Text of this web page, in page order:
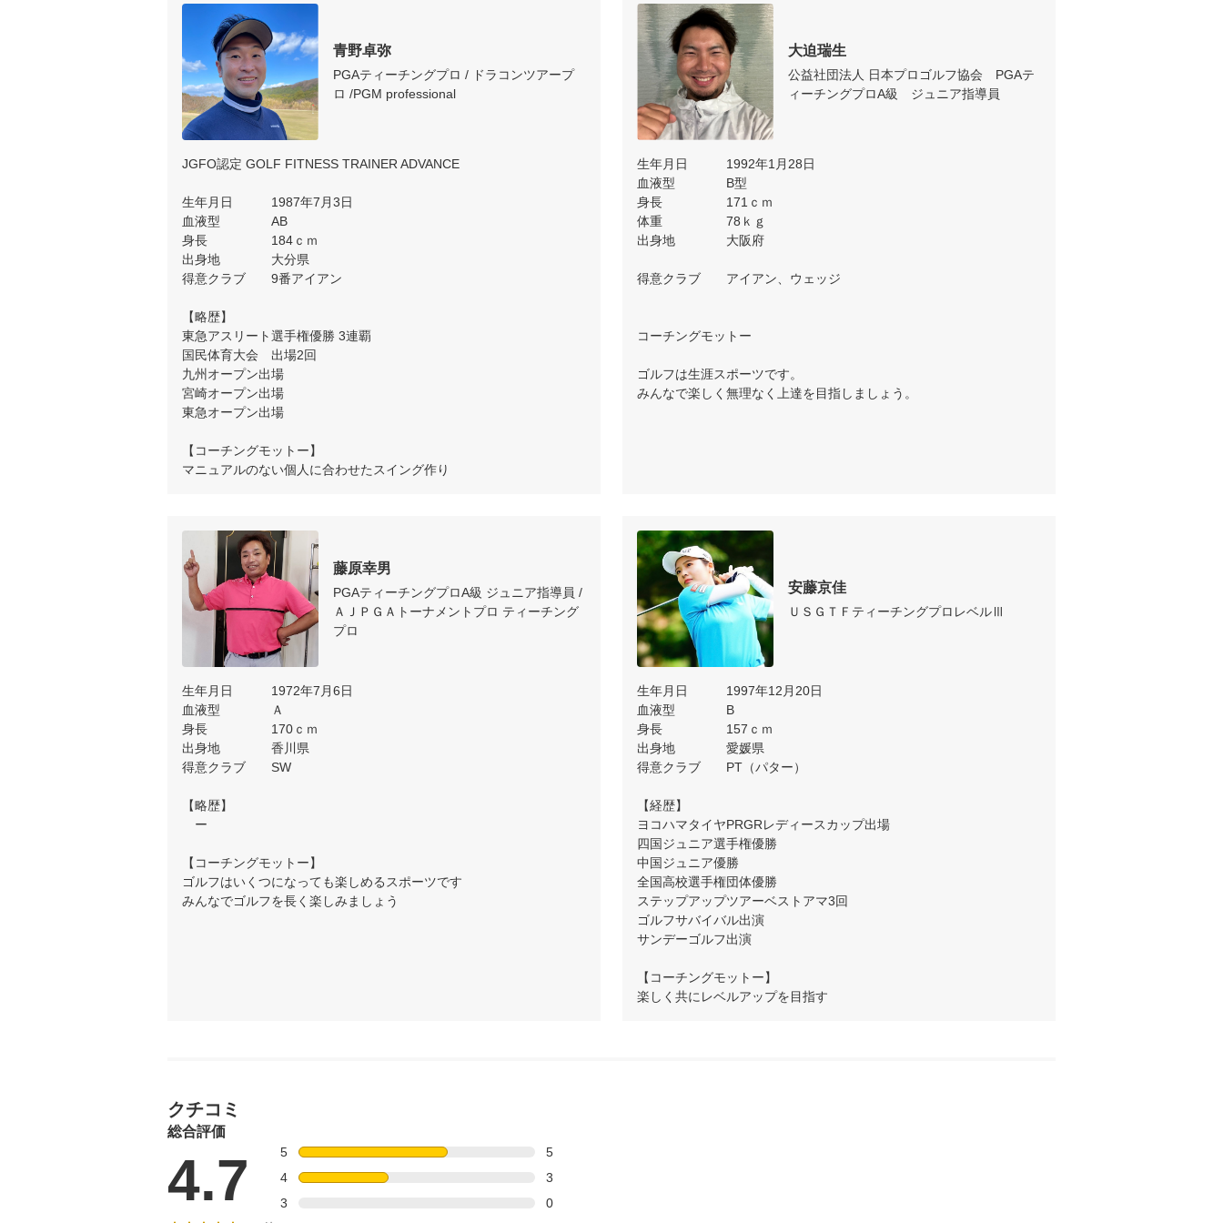
青野卓弥
PGAティーチングプロ / ドラコンツアープ
ロ /PGM professional
JGFO認定 GOLF FITNESS TRAINER ADVANCE
生年月日　　　1987年7月3日
血液型　　　　AB
身長　　　　　184ｃｍ
出身地　　　　大分県
得意クラブ　　9番アイアン
【略歴】
東急アスリート選手権優勝 3連覇
国民体育大会　出場2回
九州オープン出場
宮崎オープン出場
東急オープン出場
【コーチングモットー】
マニュアルのない個人に合わせたスイング作り
大迫瑞生
公益社団法人 日本プロゴルフ協会　PGAテ
ィーチングプロA級　ジュニア指導員
生年月日　　　1992年1月28日
血液型　　　　B型
身長　　　　　171ｃｍ
体重　　　　　78ｋｇ
出身地　　　　大阪府
得意クラブ　　アイアン、ウェッジ
コーチングモットー
ゴルフは生涯スポーツです。
みんなで楽しく無理なく上達を目指しましょう。
藤原幸男
PGAティーチングプロA級 ジュニア指導員 /
ＡＪＰＧＡトーナメントプロ ティーチング
プロ
生年月日　　　1972年7月6日
血液型　　　　Ａ
身長　　　　　170ｃｍ
出身地　　　　香川県
得意クラブ　　SW
【略歴】
ー
【コーチングモットー】
ゴルフはいくつになっても楽しめるスポーツです
みんなでゴルフを長く楽しみましょう
安藤京佳
ＵＳＧＴＦティーチングプロレベルⅢ
生年月日　　　1997年12月20日
血液型　　　　B
身長　　　　　157ｃｍ
出身地　　　　愛媛県
得意クラブ　　PT（パター）
【経歴】
ヨコハマタイヤPRGRレディースカップ出場
四国ジュニア選手権優勝
中国ジュニア優勝
全国高校選手権団体優勝
ステップアップツアーベストアマ3回
ゴルフサバイバル出演
サンデーゴルフ出演
【コーチングモットー】
楽しく共にレベルアップを目指す
クチコミ
総合評価
4.7 5
5
4
3
3
0